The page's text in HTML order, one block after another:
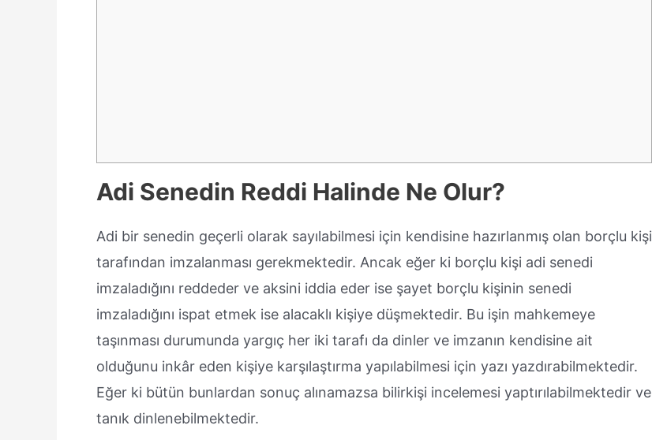
Adi Senedin Reddi Halinde Ne Olur?
Adi bir senedin geçerli olarak sayılabilmesi için kendisine hazırlanmış olan borçlu kişi
tarafından imzalanması gerekmektedir. Ancak eğer ki borçlu kişi adi senedi
imzaladığını reddeder ve aksini iddia eder ise şayet borçlu kişinin senedi
imzaladığını ispat etmek ise alacaklı kişiye düşmektedir. Bu işin mahkemeye
taşınması durumunda yargıç her iki tarafı da dinler ve imzanın kendisine ait
olduğunu inkâr eden kişiye karşılaştırma yapılabilmesi için yazı yazdırabilmektedir.
Eğer ki bütün bunlardan sonuç alınamazsa bilirkişi incelemesi yaptırılabilmektedir ve
tanık dinlenebilmektedir.